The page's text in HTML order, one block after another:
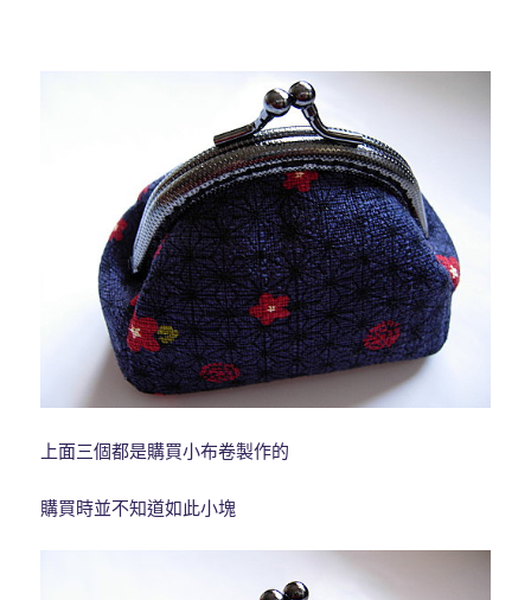
上面三個都是購買小布卷製作的
購買時並不知道如此小塊